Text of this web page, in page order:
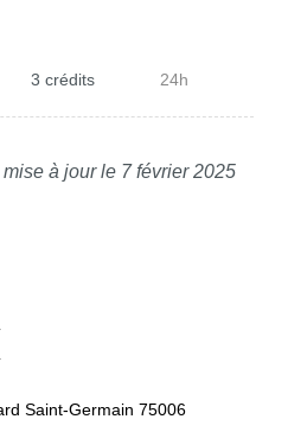
3 crédits 24h
à jour le 7 février 2025
Saint-Germain 75006